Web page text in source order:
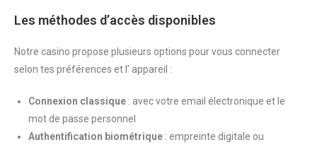
Les méthodes d’accès disponibles
Notre casino propose plusieurs options pour vous connecter
selon tes préférences et l’ appareil :
Connexion classique : avec votre email électronique et le
mot de passe personnel
Authentification biométrique : empreinte digitale ou